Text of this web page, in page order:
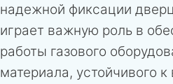
надежной фиксации
играет важную роль в
работы газового
материала, устойчивого